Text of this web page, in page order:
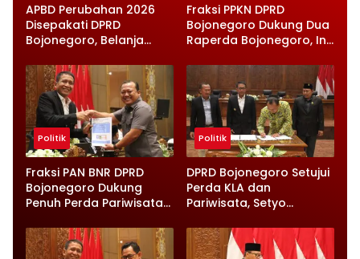
APBD Perubahan 2026
Disepakati DPRD
Bojonegoro, Belanja
Infrastruktur Diperkuat
Fraksi PPKN DPRD
Bojonegoro Dukung Dua
Raperda Bojonegoro, Ini
Disampaikan
Politik
Fraksi PAN BNR DPRD
Bojonegoro Dukung
Penuh Perda Pariwisata
Anak
Politik
DPRD Bojonegoro Setujui
Perda KLA dan
Pariwisata, Setyo
Instruksi